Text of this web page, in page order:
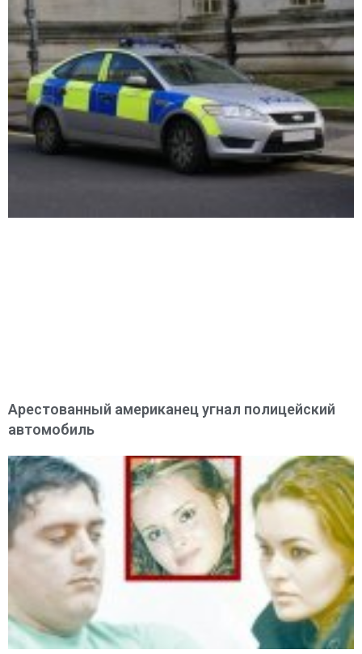
Арестованный американец угнал полицейский
автомобиль